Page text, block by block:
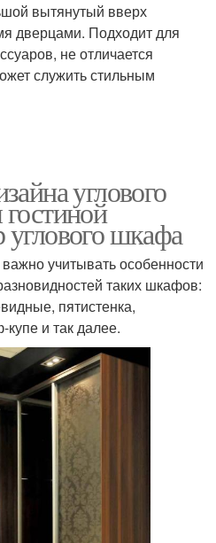
вытянутый вверх
дверцами. Подходит для
не отличается
служить стильным
углового
шкафа
учитывать особенности
таких шкафов:
пятистенка,
и так далее.